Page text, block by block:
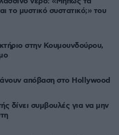
το μυστικό συστατικό;» του
στην Κουμουνδούρου,
απόβαση στο Hollywood
δίνει συμβουλές για να μην